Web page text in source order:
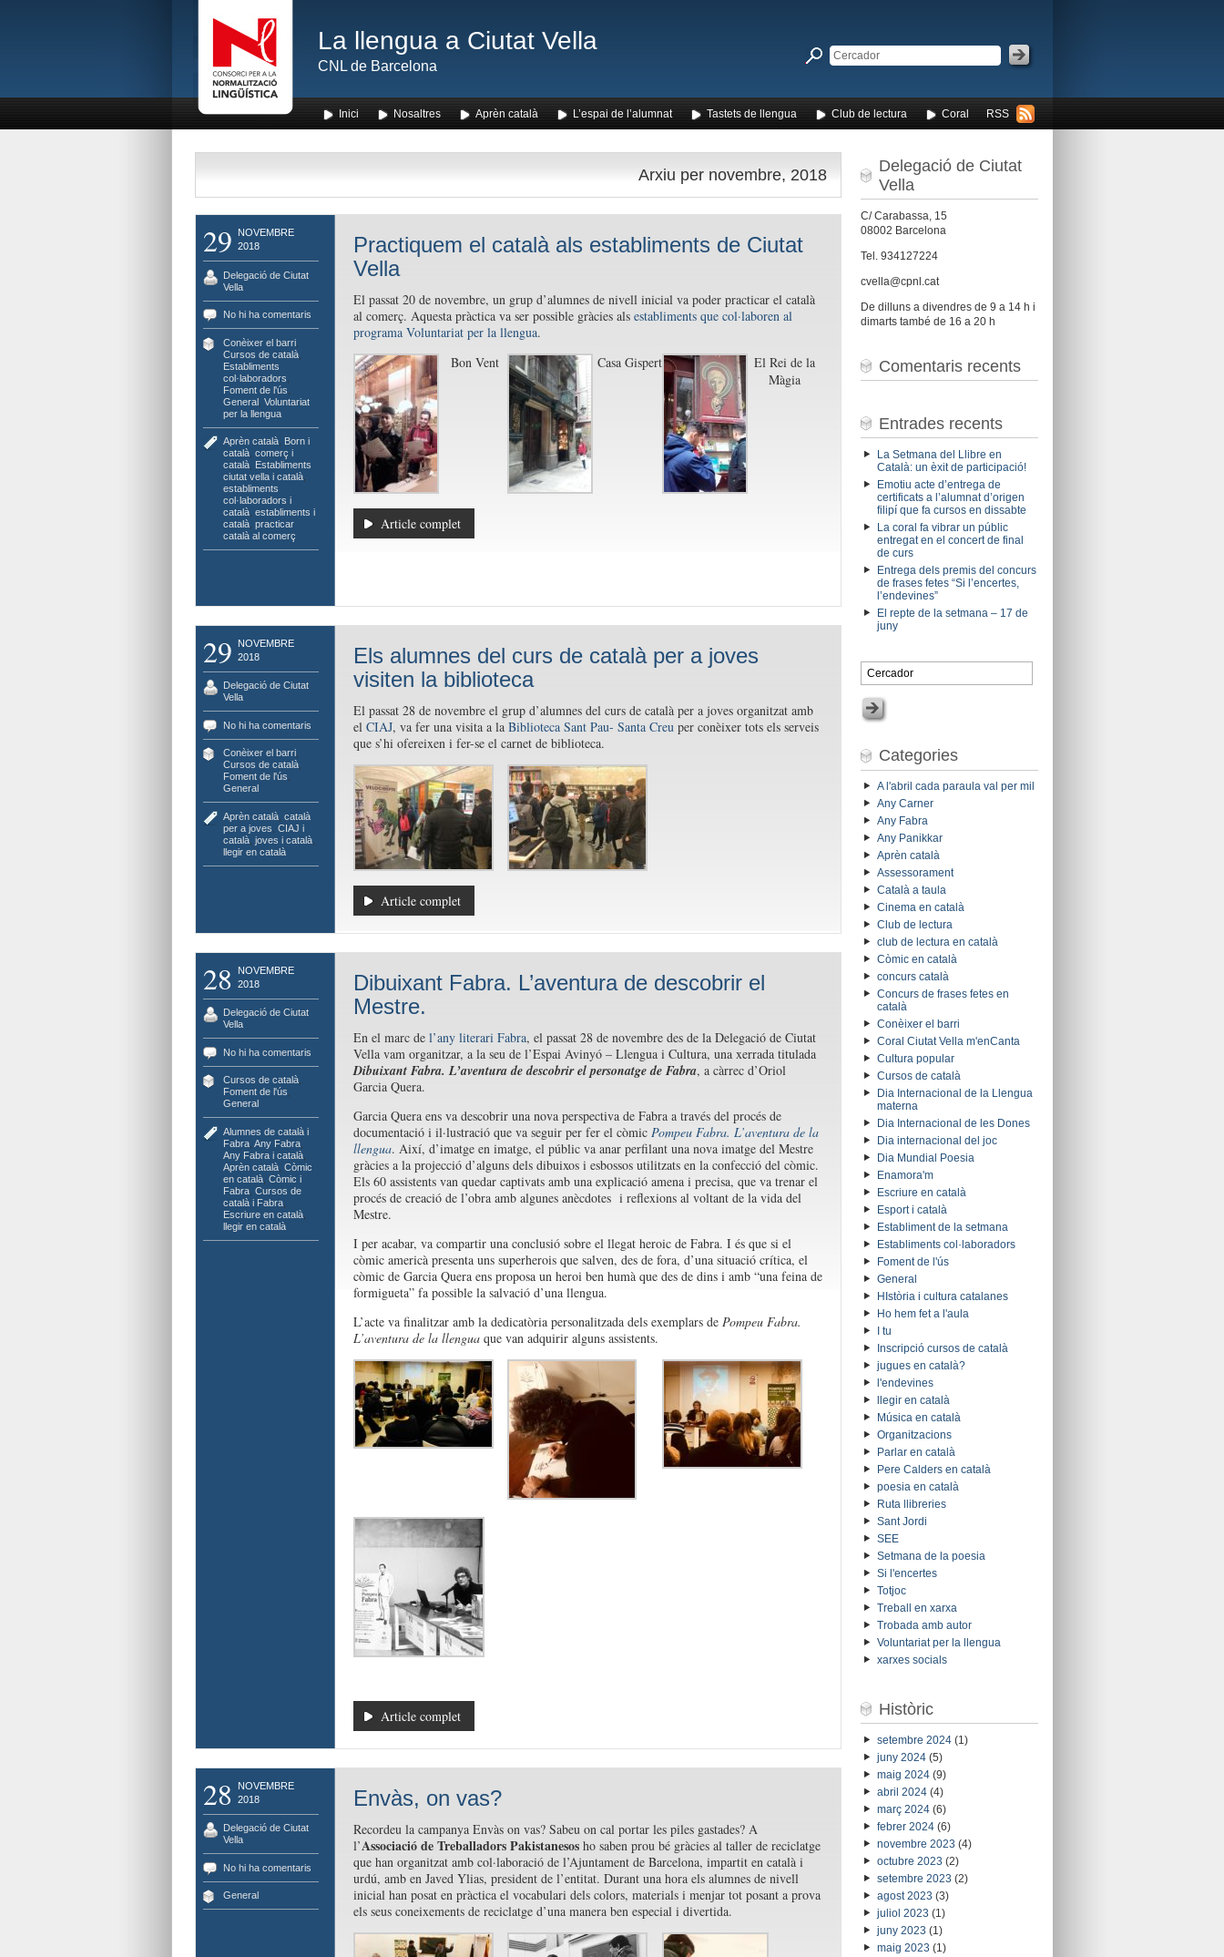
La llengua a Ciutat Vella
CNL de Barcelona
RSS
Inici Nosaltres Aprèn català L’espai de l’alumnat Tastets de llengua Club de lectura Coral
Arxiu per novembre, 2018
29
NOVEMBRE
2018
Delegació de Ciutat
Vella
No hi ha comentaris
Conèixer el barri,
Cursos de català,
Establiments
col·laboradors
Foment de l'ús
General, Voluntariat
per la llengua
Aprèn català, Born i
català, comerç i
català, Establiments
ciutat vella i català,
establiments
col·laboradors i
català, establiments i
català, practicar
català al comerç
Practiquem el català als establiments de Ciutat
Vella
El passat 20 de novembre, un grup d’alumnes de nivell inicial va poder practicar el català
al comerç. Aquesta pràctica va ser possible gràcies als establiments que col·laboren al
programa Voluntariat per la llengua.
Bon Vent
Casa Gispert
El Rei de la
Màgia
Article complet
29
NOVEMBRE
2018
Delegació de Ciutat
Vella
No hi ha comentaris
Conèixer el barri,
Cursos de català,
Foment de l'ús
General
Aprèn català, català
per a joves CIAJ i
català, joves i català,
llegir en català
Els alumnes del curs de català per a joves
visiten la biblioteca
El passat 28 de novembre el grup d’alumnes del curs de català per a joves organitzat amb
el CIAJ, va fer una visita a la Biblioteca Sant Pau- Santa Creu per conèixer tots els serveis
que s’hi ofereixen i fer-se el carnet de biblioteca.
Article complet
28
NOVEMBRE
2018
Delegació de Ciutat
Vella
No hi ha comentaris
Cursos de català,
Foment de l'ús
General
Alumnes de català i
Fabra, Any Fabra,
Any Fabra i català,
Aprèn català, Còmic
en català, Còmic i
Fabra, Cursos de
català i Fabra,
Escriure en català,
llegir en català
Dibuixant Fabra. L’aventura de descobrir el
Mestre.
En el marc de l’any literari Fabra, el passat 28 de novembre des de la Delegació de Ciutat
Vella vam organitzar, a la seu de l’Espai Avinyó – Llengua i Cultura, una xerrada titulada
Dibuixant Fabra. L’aventura de descobrir el personatge de Fabra, a càrrec d’Oriol
Garcia Quera.
Garcia Quera ens va descobrir una nova perspectiva de Fabra a través del procés de
documentació i il·lustració que va seguir per fer el còmic Pompeu Fabra. L’aventura de la
llengua. Així, d’imatge en imatge, el públic va anar perfilant una nova imatge del Mestre
gràcies a la projecció d’alguns dels dibuixos i esbossos utilitzats en la confecció del còmic.
Els 60 assistents van quedar captivats amb una explicació amena i precisa, que va trenar el
procés de creació de l’obra amb algunes anècdotes i reflexions al voltant de la vida del
Mestre.
I per acabar, va compartir una conclusió sobre el llegat heroic de Fabra. I és que si el
còmic americà presenta uns superherois que salven, des de fora, d’una situació crítica, el
còmic de Garcia Quera ens proposa un heroi ben humà que des de dins i amb “una feina de
formigueta” fa possible la salvació d’una llengua.
L’acte va finalitzar amb la dedicatòria personalitzada dels exemplars de Pompeu Fabra.
L’aventura de la llenguaque van adquirir alguns assistents.
Article complet
28
NOVEMBRE
2018
Delegació de Ciutat
Vella
No hi ha comentaris
General
Envàs, on vas?
Recordeu la campanya Envàs on vas? Sabeu on cal portar les piles gastades? A
l’Associació de Treballadors Pakistanesosho saben prou bé gràcies al taller de reciclatge
que han organitzat amb col·laboració de l’Ajuntament de Barcelona, impartit en català i
urdú, amb en Javed Ylias, president de l’entitat. Durant una hora els alumnes de nivell
inicial han posat en pràctica el vocabulari dels colors, materials i menjar tot posant a prova
els seus coneixements de reciclatge d’una manera ben especial i divertida.
Delegació de Ciutat
Vella
C/ Carabassa, 15
08002 Barcelona
Tel. 934127224
cvella@cpnl.cat
De dilluns a divendres de 9 a 14 h i
dimarts també de 16 a 20 h
Comentaris recents
Entrades recents
La Setmana del Llibre en
Català: un èxit de participació!
Emotiu acte d’entrega de
certificats a l’alumnat d’origen
filipí que fa cursos en dissabte
La coral fa vibrar un públic
entregat en el concert de final
de curs
Entrega dels premis del concurs
de frases fetes “Si l’encertes,
l’endevines”
El repte de la setmana – 17 de
juny
Categories
A l'abril cada paraula val per mil
Any Carner
Any Fabra
Any Panikkar
Aprèn català
Assessorament
Català a taula
Cinema en català
Club de lectura
club de lectura en català
Còmic en català
concurs català
Concurs de frases fetes en
català
Conèixer el barri
Coral Ciutat Vella m'enCanta
Cultura popular
Cursos de català
Dia Internacional de la Llengua
materna
Dia Internacional de les Dones
Dia internacional del joc
Dia Mundial Poesia
Enamora'm
Escriure en català
Esport i català
Establiment de la setmana
Establiments col·laboradors
Foment de l'ús
General
HIstòria i cultura catalanes
Ho hem fet a l'aula
I tu
Inscripció cursos de català
jugues en català?
l'endevines
llegir en català
Música en català
Organitzacions
Parlar en català
Pere Calders en català
poesia en català
Ruta llibreries
Sant Jordi
SEE
Setmana de la poesia
Si l'encertes
Totjoc
Treball en xarxa
Trobada amb autor
Voluntariat per la llengua
xarxes socials
Històric
setembre 2024(1)
juny 2024(5)
maig 2024(9)
abril 2024(4)
març 2024(6)
febrer 2024(6)
novembre 2023 (4)
octubre 2023 (2)
setembre 2023 (2)
agost 2023 (3)
juliol 2023 (1)
juny 2023 (1)
maig 2023 (1)